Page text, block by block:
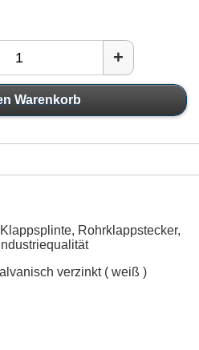
+
Warenkorb
Rohrklappstecker,
verzinkt ( weiß )